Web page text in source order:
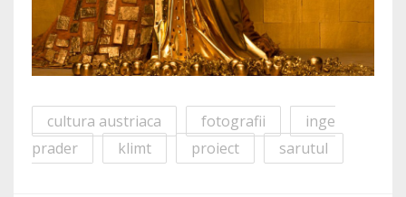
cultura austriaca fotografii
inge
prader
klimt proiect sarutul